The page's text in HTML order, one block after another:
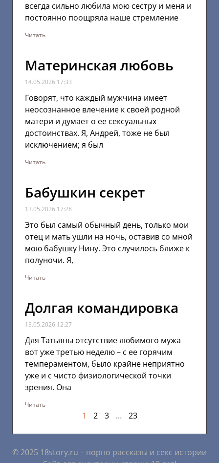
всегда сильно любила мою сестру и меня и
постоянно поощряла наше стремление
Читать
Материнская любовь
14.05.2026 17:33
Говорят, что каждый мужчина имеет
неосознанное влечение к своей родной
матери и думает о ее сексуальных
достоинствах. Я, Андрей, тоже не был
исключением; я был
Читать
Бабушкин секрет
13.05.2026 17:28
Это был самый обычный день, только мои
отец и мать ушли на ночь, оставив со мной
мою бабушку Нину. Это случилось ближе к
полуночи. Я,
Читать
Долгая командировка
13.05.2026 12:27
Для Татьяны отсутствие любимого мужа
вот уже третью неделю – с ее горячим
темпераментом, было крайне неприятно
уже и с чисто физиологической точки
зрения. Она
Читать
1 2 3 … 23
© 2025 18story.ru – порно рассказы и секс истории